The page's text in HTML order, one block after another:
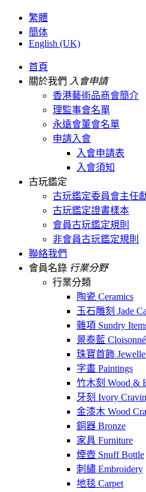
繁體
簡体
English (UK)
首頁
關於我們 入會申請
香港藝術品商會簡介
理監事會名單
永遠會董會名單
申請入會
入會申請表
入會須知
古玩鑑定
古玩鑑定委員會主任
古玩鑑定證書樣本
會員古玩鑑定規則
非會員古玩鑑定規則
聯絡我們
會員名錄 行業分野
行業分類
陶瓷 Ceramics
玉石雕刻 Jade
雜項 Sundry
景泰藍 Cloisonné
珠寶首飾
字畫 Paintings
竹木刻 Wood &
牙刻 Ivory
金漆木 Wood
銅器 Bronze
家具 Furniture
煙壺 Snuff Bottle
刺繡 Embroidery
地毯 Carpet